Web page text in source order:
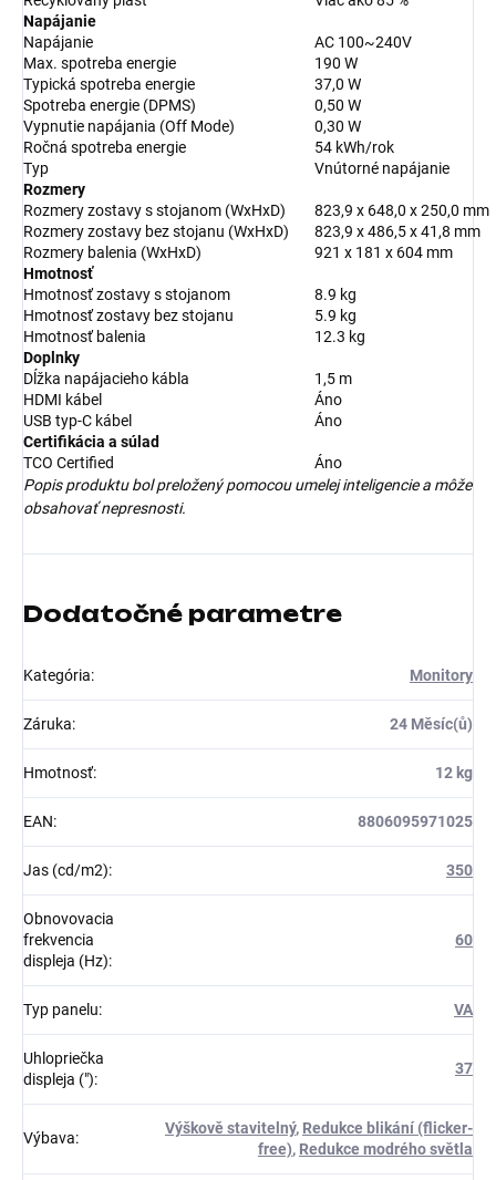
Napájanie
Napájanie
AC 100~240V
Max. spotreba energie
190 W
Typická spotreba energie
37,0 W
Spotreba energie (DPMS)
0,50 W
Vypnutie napájania (Off Mode)
0,30 W
Ročná spotreba energie
54 kWh/rok
Typ
Vnútorné napájanie
Rozmery
Rozmery zostavy s stojanom (WxHxD)
823,9 x 648,0 x 250,0 mm
Rozmery zostavy bez stojanu (WxHxD)
823,9 x 486,5 x 41,8 mm
Rozmery balenia (WxHxD)
921 x 181 x 604 mm
Hmotnosť
Hmotnosť zostavy s stojanom
8.9 kg
Hmotnosť zostavy bez stojanu
5.9 kg
Hmotnosť balenia
12.3 kg
Doplnky
Dĺžka napájacieho kábla
1,5 m
HDMI kábel
Áno
USB typ-C kábel
Áno
Certifikácia a súlad
TCO Certified
Áno
Popis produktu bol preložený pomocou umelej inteligencie a môže
obsahovať nepresnosti.
Dodatočné parametre
Kategória: Monitory
Záruka: 24 Měsíc(ů)
Hmotnosť: 12 kg
EAN: 8806095971025
Jas (cd/m2): 350
Obnovovacia
frekvencia
displeja (Hz):
60
Typ panelu: VA
Uhlopriečka
displeja ("):
37
Výbava:
Výškově stavitelný, Redukce blikání (flicker-
free), Redukce modrého světla